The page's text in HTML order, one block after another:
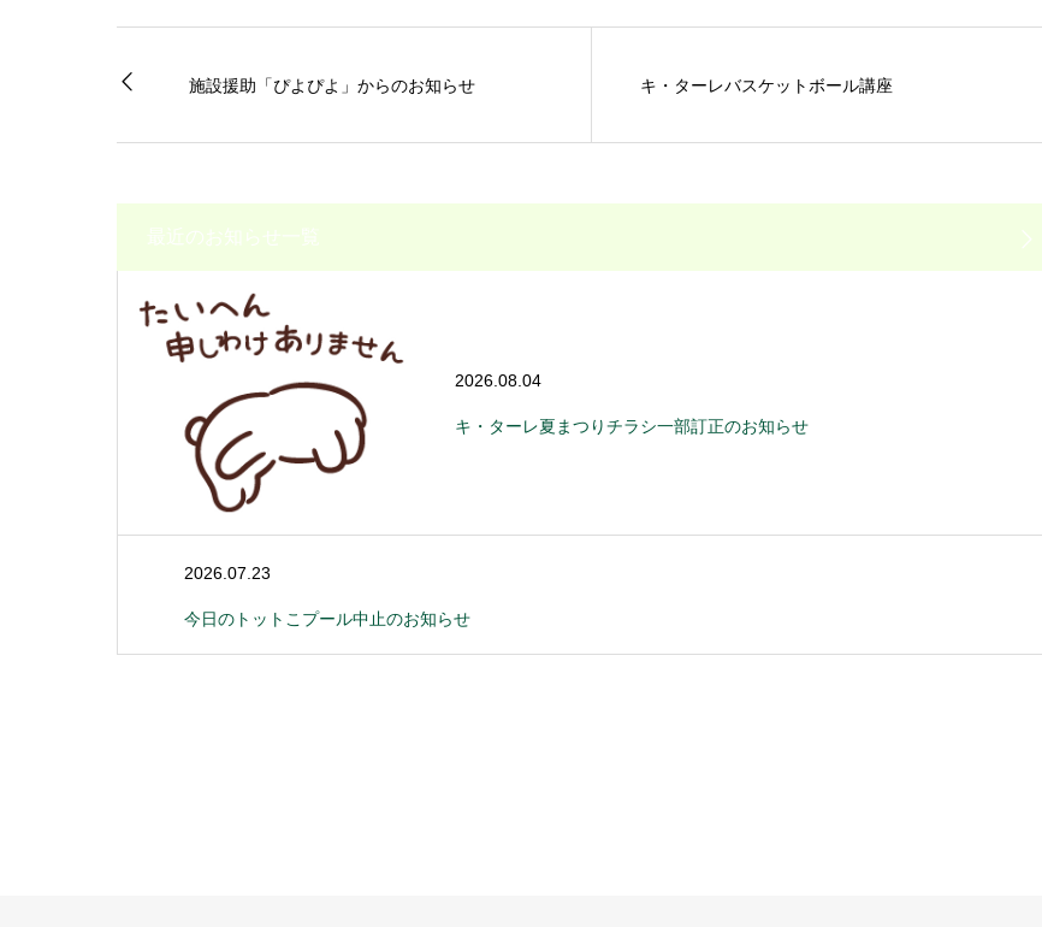
施設援助「ぴよぴよ」からのお知らせ キ・ターレバスケットボール講座
最近のお知らせ一覧
2026.08.04
キ・ターレ夏まつりチラシ一部訂正のお知らせ
2026.07.23
今日のトットこプール中止のお知らせ